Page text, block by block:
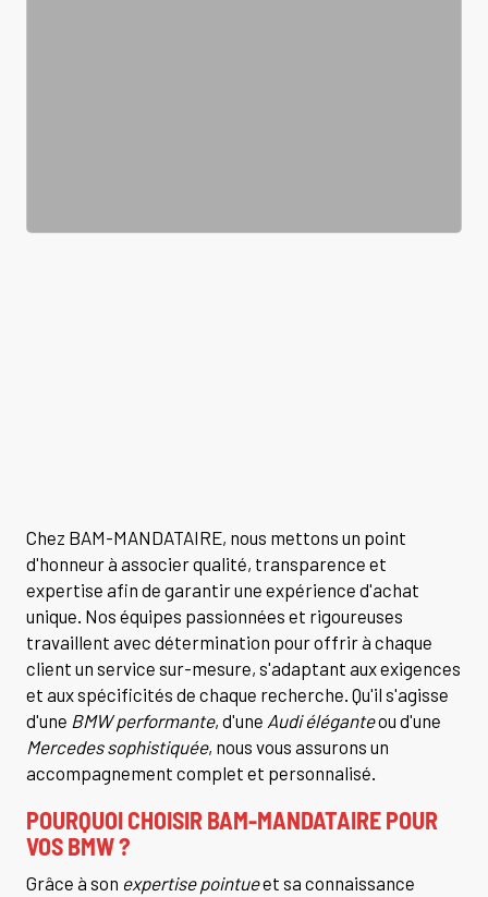
Chez BAM-MANDATAIRE, nous mettons un point
d'honneur à associer qualité, transparence et
expertise afin de garantir une expérience d'achat
unique. Nos équipes passionnées et rigoureuses
travaillent avec détermination pour offrir à chaque
client un service sur-mesure, s'adaptant aux exigences
et aux spécificités de chaque recherche. Qu'il s'agisse
d'une BMW performante, d'une Audi éléganteou d'une
Mercedes sophistiquée, nous vous assurons un
accompagnement complet et personnalisé.
POURQUOI CHOISIR BAM-MANDATAIRE POUR
VOS BMW ?
Grâce à son expertise pointueet sa connaissance